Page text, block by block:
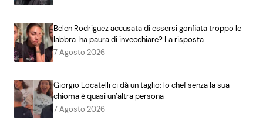
Belen Rodriguez accusata di essersi gonfiata troppo le
labbra: ha paura di invecchiare? La risposta
7 Agosto 2026
Giorgio Locatelli ci dà un taglio: lo chef senza la sua
chioma è quasi un’altra persona
7 Agosto 2026